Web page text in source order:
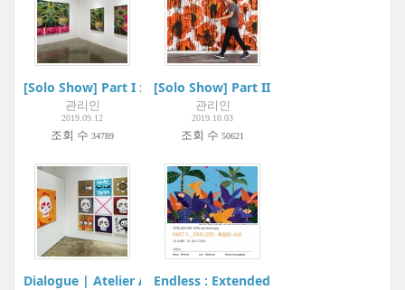
[Solo Show] Part I : 파초(芭蕉) Plantain_ Permanent Blue |
관리인
2019.09.12
조회 수 34789
[Solo Show] Part II : 드로잉 Drawing |
관리인
2019.10.03
조회 수 50621
Dialogue | Atelier AkiEndless : Extended sight | Atelier Aki